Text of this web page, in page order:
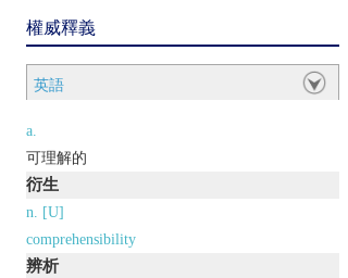
權威釋義
英語
a.
可理解的
衍生
n. [U]
comprehensibility
辨析